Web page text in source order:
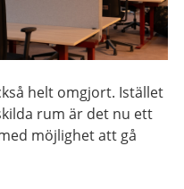
helt omgjort. Istället
rum är det nu ett
möjlighet att gå